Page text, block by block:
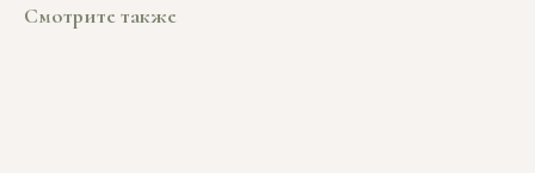
Смотрите также